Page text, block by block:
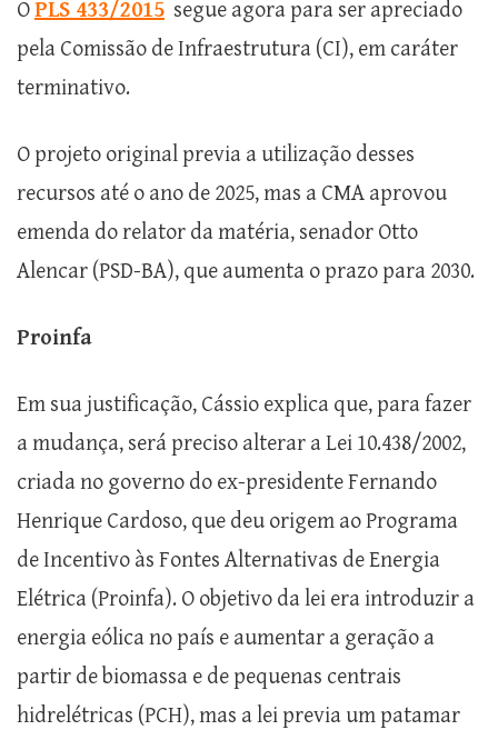
OPLS 433/2015 segue agora para ser apreciado
pela Comissão de Infraestrutura (CI), em caráter
terminativo.
O projeto original previa a utilização desses
recursos até o ano de 2025, mas a CMA aprovou
emenda do relator da matéria, senador Otto
Alencar (PSD-BA), que aumenta o prazo para 2030.
Proinfa
Em sua justificação, Cássio explica que, para fazer
a mudança, será preciso alterar a Lei 10.438/2002,
criada no governo do ex-presidente Fernando
Henrique Cardoso, que deu origem ao Programa
de Incentivo às Fontes Alternativas de Energia
Elétrica (Proinfa). O objetivo da lei era introduzir a
energia eólica no país e aumentar a geração a
partir de biomassa e de pequenas centrais
hidrelétricas (PCH), mas a lei previa um patamar